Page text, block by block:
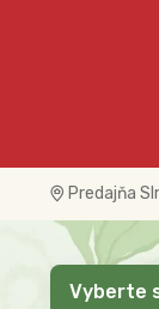
Predajňa
Vyberte